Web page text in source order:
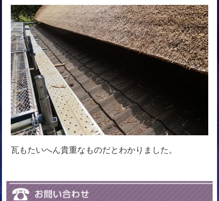
瓦もたいへん貴重なものだとわかりました。